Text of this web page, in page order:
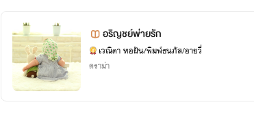
อริญชย์พ่ายรัก
เวณิตา ทอฝัน/พิมพ์ธนภัส/อายวี่
ดราม่า